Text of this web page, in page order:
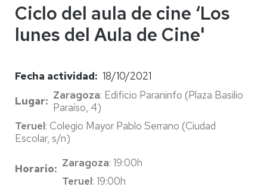
Ciclo del aula de cine ‘Los
lunes del Aula de Cine'
Fecha actividad
18/10/2021
Lugar
Zaragoza: Edificio Paraninfo (Plaza Basilio
Paraíso, 4)
Teruel: Colegio Mayor Pablo Serrano (Ciudad
Escolar, s/n)
Horario Zaragoza: 19:00h
Teruel: 19:00h